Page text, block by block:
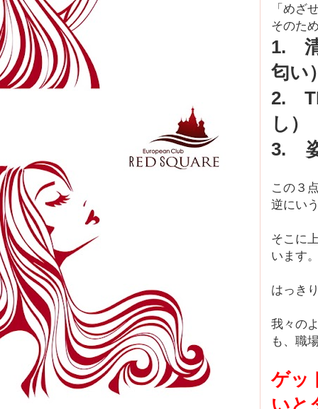
「めざ
そのた
1. 清
匂い
2.
し）
3. 姿
この３
逆にい
そこに
います
はっき
我々の
も、職
ゲッ
いと